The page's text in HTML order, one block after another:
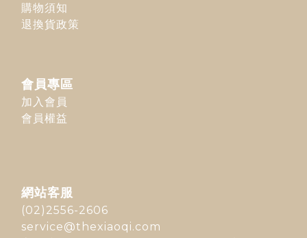
購物須知
退換貨政策
會員專區
加入會員
會員權益
網站客服
(02)2556-2606
service@thexiaoqi.com